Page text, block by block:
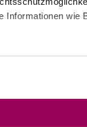
Informationen